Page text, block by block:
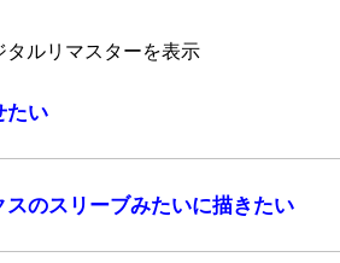
タルリマスターを表示
たい
スのスリーブみたいに描きたい